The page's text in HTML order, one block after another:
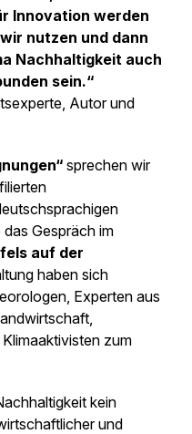
Innovation werden
nutzen und dann
Nachhaltigkeit auch
sein.“
Autor und
sprechen wir
Gespräch im
auf der
haben sich
Experten aus
zum
kein
und